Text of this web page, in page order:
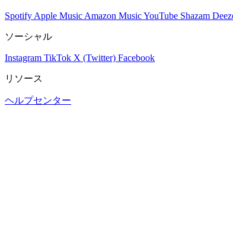
Spotify Apple Music Amazon MusicYouTube Shazam
ソーシャル
Instagram TikTok X (Twitter) Facebook
リソース
ヘルプセンター